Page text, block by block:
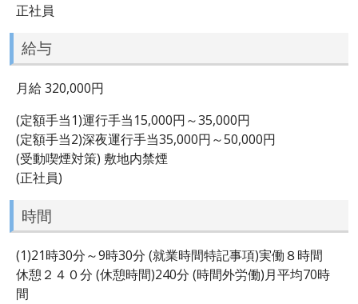
正社員
給与
月給 320,000円
(定額手当1)運行手当15,000円～35,000円
(定額手当2)深夜運行手当35,000円～50,000円
(受動喫煙対策) 敷地内禁煙
(正社員)
時間
(1)21時30分～9時30分 (就業時間特記事項)実働８時間
休憩２４０分 (休憩時間)240分 (時間外労働)月平均70時
間